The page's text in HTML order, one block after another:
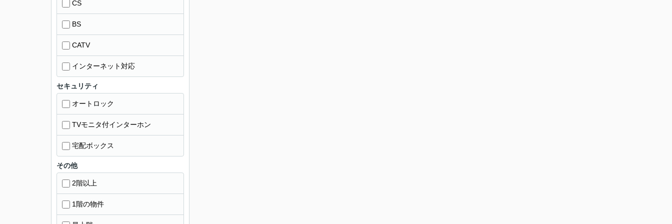
CS
BS
CATV
インターネット対応
セキュリティ
オートロック
TVモニタ付インターホン
宅配ボックス
その他
2階以上
1階の物件